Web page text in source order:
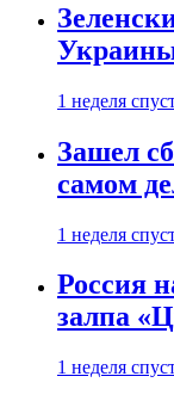
1 неделя
Зашел
самом
1 неделя
Россия
залпа
1 неделя